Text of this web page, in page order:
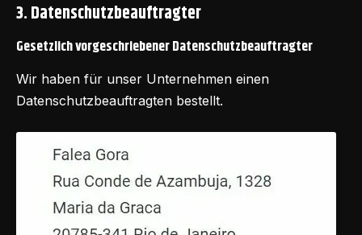
3. Datenschutzbeauftragter
Gesetzlich vorgeschriebener Datenschutzbeauftragter
Wir haben für unser Unternehmen einen
Datenschutzbeauftragten bestellt.